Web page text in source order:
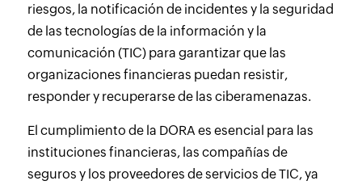
riesgos, la notificación de incidentes y la seguridad
de las tecnologías de la información y la
comunicación (TIC) para garantizar que las
organizaciones financieras puedan resistir,
responder y recuperarse de las ciberamenazas.
El cumplimiento de la DORA es esencial para las
instituciones financieras, las compañías de
seguros y los proveedores de servicios de TIC, ya